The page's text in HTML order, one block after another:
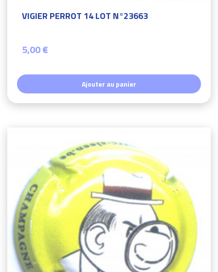
VIGIER PERROT 14 LOT N°23663
5,00 €
Ajouter au panier